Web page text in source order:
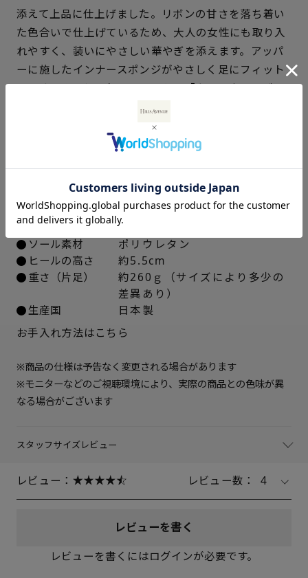
サイズを選択してください
21.5cm △ 概ね１週間後に発送
22cm × 在庫なし
× 在庫なし
× 在庫なし
24cm △ 概ね１週間後に発送
24.5cm ○ 概ね１週間後に発送
△ 概ね１週間後に発送
添えて上品に仕上げました。リボンの甘さを落ち着い
た色合いで仕上げているため、大人の女性にも取り入
れやすく、装いにやさしい華やぎを添えます。アッパ
ーに施したインナースポンジがやさしく足にフィット
し、すっきりとしたシルエットの「クリアウェーブソ
グレー、ピンク：ラム革スムー
ス
中敷き
合成皮革
ソール素材
ポリウレタン
ヒールの高さ
約5.5cm
重さ（片足）
約260ｇ（サイズにより多少の
差異あり）
生産国
日本製
お手入れ方法はこちら
※商品の仕様は予告なく変更される場合があります
※モニターなどのご視聴環境により、実際の商品との色味が異
なる場合がございます
スタッフサイズレビュー
レビュー： レビュー数： 4
レビューを書く
レビューを書くにはログインが必要です。